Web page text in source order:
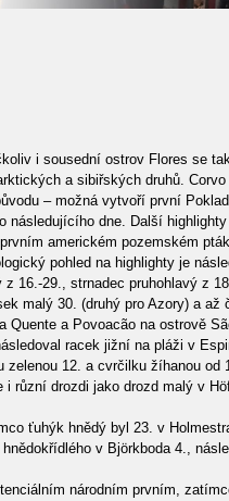
i sousední ostrov Flores se
a sibiřských druhů.
– možná vytvoří první
dne. Další
americkém pozemském
pohled na highlighty je
16.-29., strnadec pruhohlavý z
malý 30. (druhý pro Azory) a až
a Povoacão na ostrově
racek jižní na pláži v
12. a cvrčilku žíhanou
různí drozdi jako drozd malý v
ťuhýk hnědý byl 23. v
v Björkboda 4.,
národním prvním,